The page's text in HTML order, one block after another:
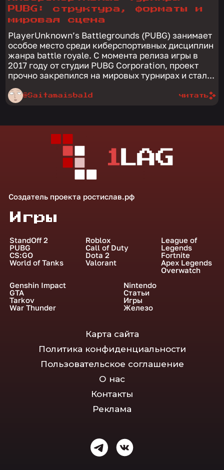
PUBG: структура, форматы и
мировая сцена
PlayerUnknown’s Battlegrounds (PUBG) занимает
особое место среди киберспортивных дисциплин
жанра battle royale. С момента релиза игры в
2017 году от студии PUBG Corporation, проект
прочно закрепился на мировых турнирах и стал...
@Saitamaisbald читать
Создатель проекта ростислав.рф
Игры
StandOff 2
PUBG
CS:GO
World of Tanks
Roblox
Call of Duty
Dota 2
Valorant
League of
Legends
Fortnite
Apex Legends
Overwatch
Genshin Impact
GTA
Tarkov
War Thunder
Nintendo
Статьи
Игры
Железо
Карта сайта
Политика конфиденциальности
Пользовательское соглашение
О нас
Контакты
Реклама